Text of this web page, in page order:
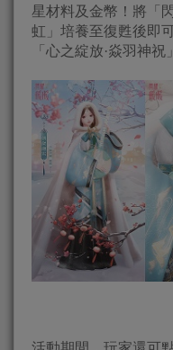
星材料及金幣！將「
虹」培養至復甦後即
「心之綻放·焱羽神